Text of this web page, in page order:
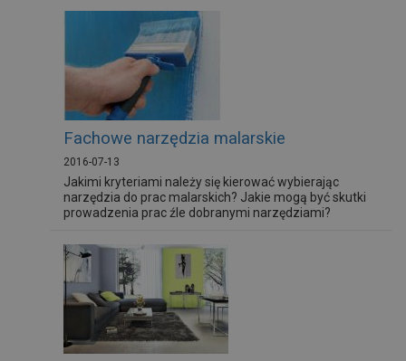
energetycznego budynku.
Fachowe narzędzia malarskie
2016-07-13
Jakimi kryteriami należy się kierować wybierając
narzędzia do prac malarskich? Jakie mogą być skutki
prowadzenia prac źle dobranymi narzędziami?